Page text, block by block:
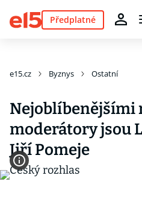
Předplatné
e15.cz Byznys Ostatní
Nejoblíbenějšími
moderátory jsou
Jiří Pomeje